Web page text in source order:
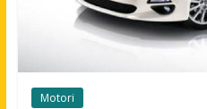
Motori